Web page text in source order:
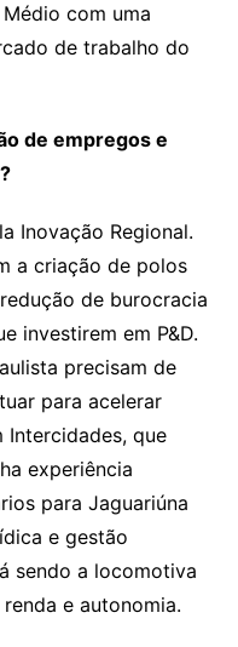
com uma
de trabalho do
de empregos e
Inovação Regional.
a criação de polos
de burocracia
investirem em P&D.
precisam de
para acelerar
Intercidades, que
experiência
para Jaguariúna
e gestão
sendo a locomotiva
e autonomia.